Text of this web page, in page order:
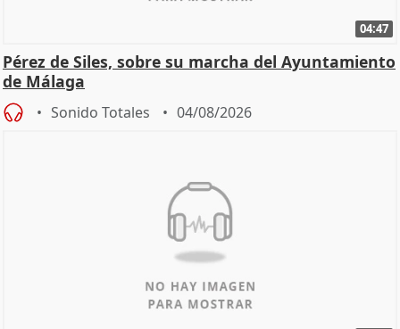
04:47
Pérez de Siles, sobre su marcha del Ayuntamiento
de Málaga
Sonido Totales 04/08/2026